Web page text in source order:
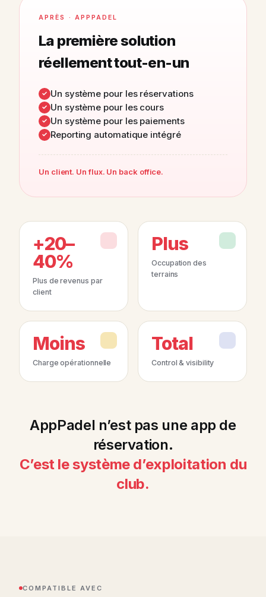
APRÈS · APPPADEL
La première solution
réellement tout-en-un
Un système pour les réservations
Un système pour les cours
Un système pour les paiements
Reporting automatique intégré
Un client. Un flux. Un back office.
+20–
40%
Plus de revenus par
client
Plus
Occupation des
terrains
Moins
Charge opérationnelle
Total
Control & visibility
AppPadel n’est pas une app de
réservation.
C’est le système d’exploitation du
club.
COMPATIBLE AVEC